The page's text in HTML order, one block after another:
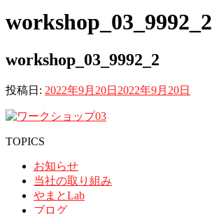
workshop_03_9992_2
workshop_03_9992_2
投稿日: 2022年9月20日 2022年9月20日
TOPICS
お知らせ
当社の取り組み
やまとLab
ブログ